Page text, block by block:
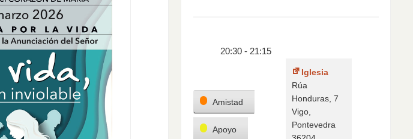
20:30- 21:15
Iglesia
Rúa
Honduras, 7
Vigo
Pontevedra
Categorías
Amistad
Apoyo